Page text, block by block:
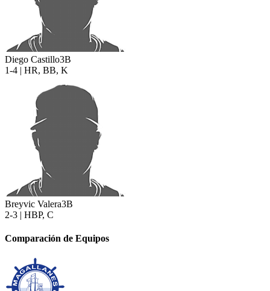
Diego Castillo3B
1-4 | HR, BB, K
Breyvic Valera3B
2-3 | HBP, C
Comparación de Equipos